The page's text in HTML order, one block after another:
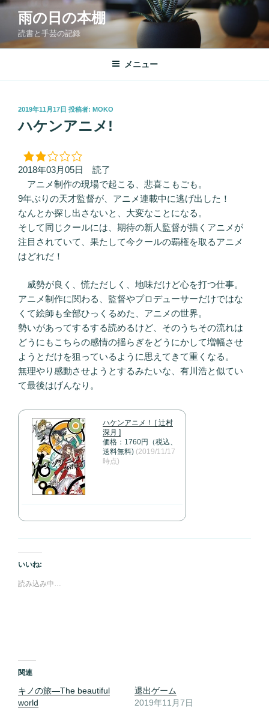
コ
ン
へ
雨の日の本棚
読書と手芸の記録
メニュー
投
日:
2019年11月17日 投稿者: MOKO
ハケンアニメ!
2018年03月05日 読了
アニメ制作の現場で起こる、悲喜こもごも。
9年ぶりの天才監督が、アニメ連載中に逃げ出した！
なんとか探し出さないと、大変なことになる。
そして同じクールには、期待の新人監督が描くアニメが
注目されていて、果たして今クールの覇権を取るアニメ
はどれだ！
威勢が良く、慌ただしく、地味だけど心を打つ仕事。
アニメ制作に関わる、監督やプロデューサーだけではな
くて絵師も全部ひっくるめた、アニメの世界。
勢いがあってするする読めるけど、そのうちその流れは
どうにもこちらの感情の揺らぎをどうにかして増幅させ
ようとだけを狙っているように思えてきて重くなる。
無理やり感動させようとするみたいな、有川浩と似てい
て最後はげんなり。
ハケンアニメ！ [ 辻村
深月 ]
価格：1760円（税込、
送料無料) (2019/11/17
時点)
いいね:
読み込み中…
関連
キノの旅―The beautiful
world
退出ゲーム
2019年11月7日